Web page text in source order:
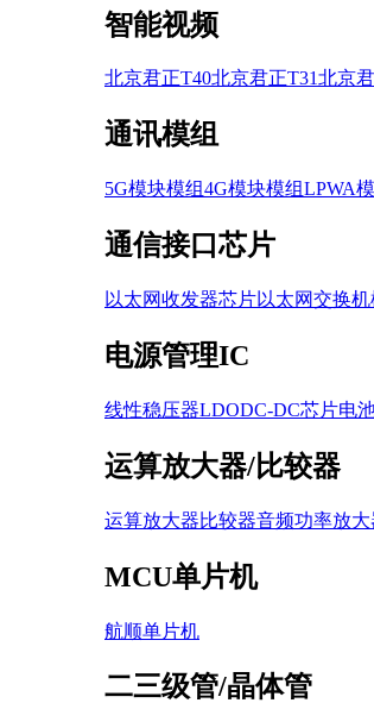
智能视频
北京君正T40北京君正T31北京
通讯模组
5G模块模组4G模块模组LPWA
通信接口芯片
以太网收发器芯片以太网交换机
电源管理IC
线性稳压器LDODC-DC芯片电
运算放大器/比较器
运算放大器比较器音频功率放大
MCU单片机
航顺单片机
二三级管/晶体管